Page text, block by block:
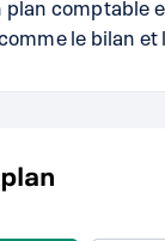
le bilan et